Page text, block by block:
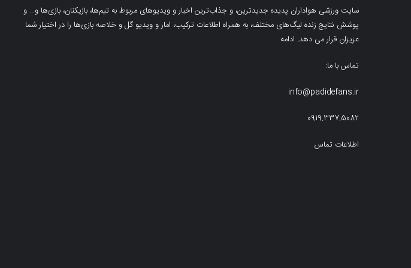
سایت ورزشی هواداران پدیده جدیدترین، و جذاب‌ترین اخبار و ویدیوهای مربوط به تیم‌ها، بازیکنان، بازی‌ها و… و
پوشش نتایج زنده لیگ‌های مختلف، به همراه اطلاعات ترکیب، امار و ویدیو‌‌ گل‌ و خلاصه بازی‌ها را در اختیار شما
عزیزان قرار می دهد. ادامه
تماس با ما:
info@padidefans.ir
0919.337.5082
اطلاعات تماس